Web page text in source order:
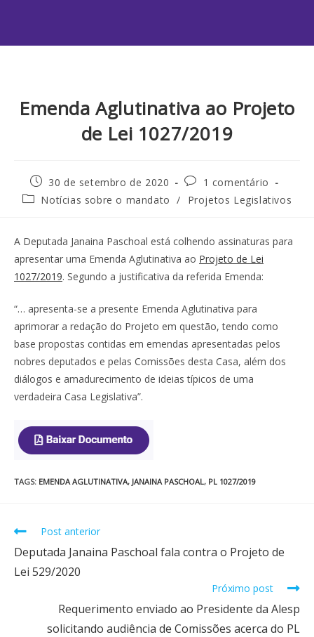
Emenda Aglutinativa ao Projeto
de Lei 1027/2019
30 de setembro de 2020
1 comentário
Notícias sobre o mandato / Projetos Legislativos
A Deputada Janaina Paschoal está colhendo assinaturas para
apresentar uma Emenda Aglutinativa ao Projeto de Lei
1027/2019. Segundo a justificativa da referida Emenda:
“… apresenta-se a presente Emenda Aglutinativa para
aprimorar a redação do Projeto em questão, tendo como
base propostas contidas em emendas apresentadas pelos
nobres deputados e pelas Comissões desta Casa, além dos
diálogos e amadurecimento de ideias típicos de uma
verdadeira Casa Legislativa”.
TAGS: EMENDA AGLUTINATIVA, JANAINA PASCHOAL, PL 1027/2019
Post anterior
Deputada Janaina Paschoal fala contra o Projeto de
Lei 529/2020
Próximo post
Requerimento enviado ao Presidente da Alesp
solicitando audiência de Comissões acerca do PL